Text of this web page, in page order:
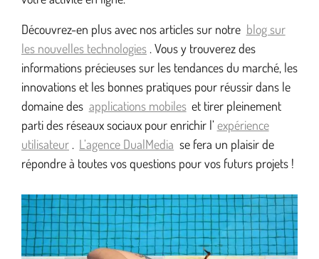
Découvrez-en plus avec nos articles sur notre blog sur
les nouvelles technologies . Vous y trouverez des
informations précieuses sur les tendances du marché, les
innovations et les bonnes pratiques pour réussir dans le
domaine des applications mobiles et tirer pleinement
parti des réseaux sociaux pour enrichir l’ expérience
utilisateur . L’agence DualMedia se fera un plaisir de
répondre à toutes vos questions pour vos futurs projets !